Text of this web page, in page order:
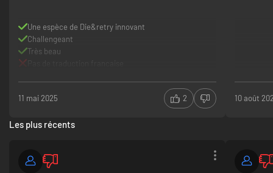
Une espèce de Die&retry innovant
Challengeant
Très beau
11 mai 2025 2 10 août
Les plus récents